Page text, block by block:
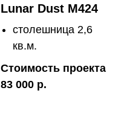
Lunar Dust M424
столешница 2,6
кв.м.
Стоимость проекта
83 000 р.